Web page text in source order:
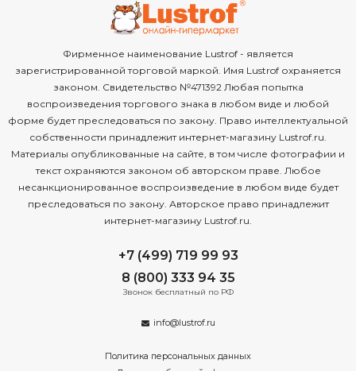
Фирменное наименование Lustrof - является
зарегистрированной торговой маркой. Имя Lustrof охраняется
законом. Свидетельство №471392 Любая попытка
воспроизведения торгового знака в любом виде и любой
форме будет преследоваться по закону. Право интеллектуальной
собственности принадлежит интернет-магазину Lustrof.ru.
Материалы опубликованные на сайте, в том числе фотографии и
текст охраняются законом об авторском праве. Любое
несанкционированное воспроизведение в любом виде будет
преследоваться по закону. Авторское право принадлежит
интернет-магазину Lustrof.ru.
+7 (499) 719 99 93
8 (800) 333 94 35
Звонок бесплатный по РФ
info@lustrof.ru
Политика персональных данных